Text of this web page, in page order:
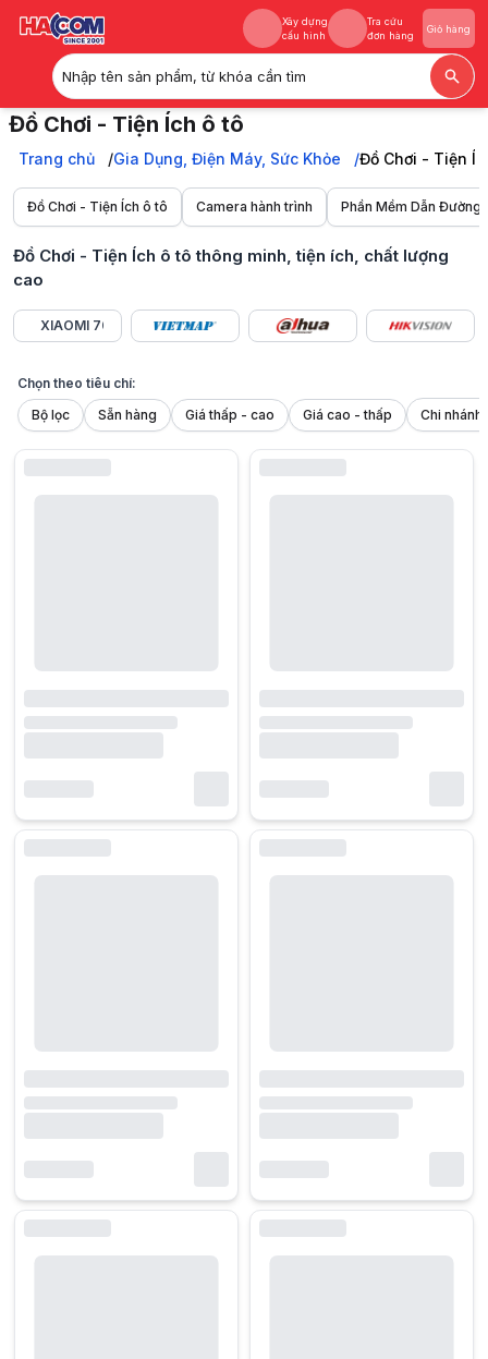
Xây dựng
cấu hình
Tra cứu
đơn hàng
Giỏ hàng
Nhập tên sản phẩm, từ khóa cần tìm
Xây dựng
Tra cứu
Đồ Chơi - Tiện Ích ô tô
Khám phá đa dạng đồ chơi và tiện ích thông minh cho ô tô tại
Trang chủ
Đồ Chơi - Tiện Ích ô tô
Trang chủ Gia Dụng, Điện Máy, Sức Khỏe Đồ Chơi - Tiện
Đồ Chơi - Tiện Ích ô tô Camera hành trình Phần Mềm Dẫn Đường
Đồ Chơi - Tiện Ích ô tô thông minh, tiện ích, chất lượng
cao
XIAOMI 70MAI
Chọn theo tiêu chí:
Bộ lọc
Sẵn hàng Giá thấp - cao Giá cao - thấp